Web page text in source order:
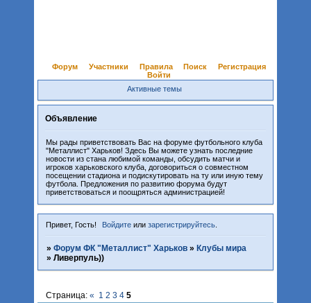
Форум Участники Правила Поиск
Регистрация
Войти
Активные темы
Объявление
Мы рады приветствовать Вас на форуме футбольного клуба
"Металлист" Харьков! Здесь Вы можете узнать последние
новости из стана любимой команды, обсудить матчи и
игроков харьковского клуба, договориться о совместном
посещении стадиона и подискутировать на ту или иную тему
футбола. Предложения по развитию форума будут
приветствоваться и поощряться администрацией!
Привет, Гость! Войдите илизарегистрируйтесь
» Форум ФК "Металлист" Харьков » Клубы мира
» Ливерпуль))
Страница: « 1 2 3 4 5